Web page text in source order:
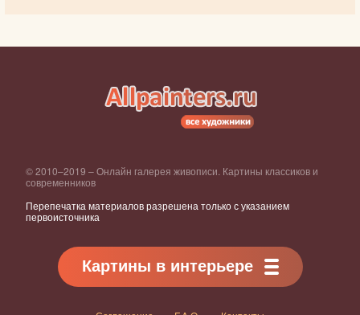
© 2010–2019 – Онлайн галерея живописи. Картины классиков и
современников
Перепечатка материалов разрешена только с указанием
первоисточника
Картины в интерьере